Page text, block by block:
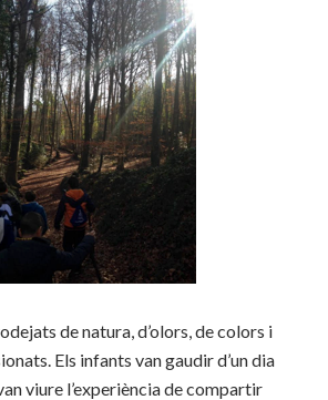
de natura, d’olors, de colors i
Els infants van gaudir d’un dia
viure l’experiència de compartir